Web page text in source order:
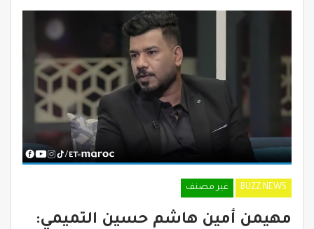
BUZZ NEWS غير مصنف
مهيمن أمين هاشم حسين التميمي: